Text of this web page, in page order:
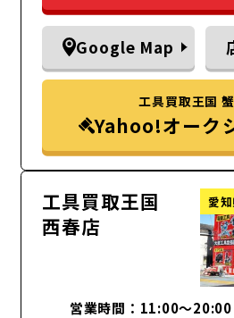
Google Map
工具買取王国
Yahoo!オーク
工具買取王国
西春店
愛
営業時間：11:00～20:00